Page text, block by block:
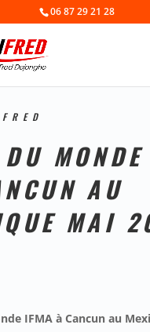
06 87 29 21 28
AU
MAI
IFMA à Cancun au